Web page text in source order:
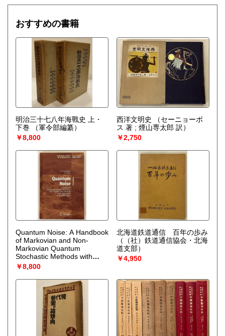
おすすめの書籍
明治三十七八年海戰史 上・
下巻
（軍令部編纂）
￥8,800
西洋文明史
（セーニョーボ
ス 著 ; 煙山専太郎 訳）
￥2,750
Quantum Noise: A Handbook
of Markovian and Non-
Markovian Quantum
Stochastic Methods with
Applications to Quantum
Optics (Springer Series in
Synergetics) 3rd Edition （
Crispin Gardiner (著), Peter
Zoller (著)）
￥8,800
北海道鉄道通信 百年の歩み
（（社）鉄道通信協会・北海
道支部）
￥4,950